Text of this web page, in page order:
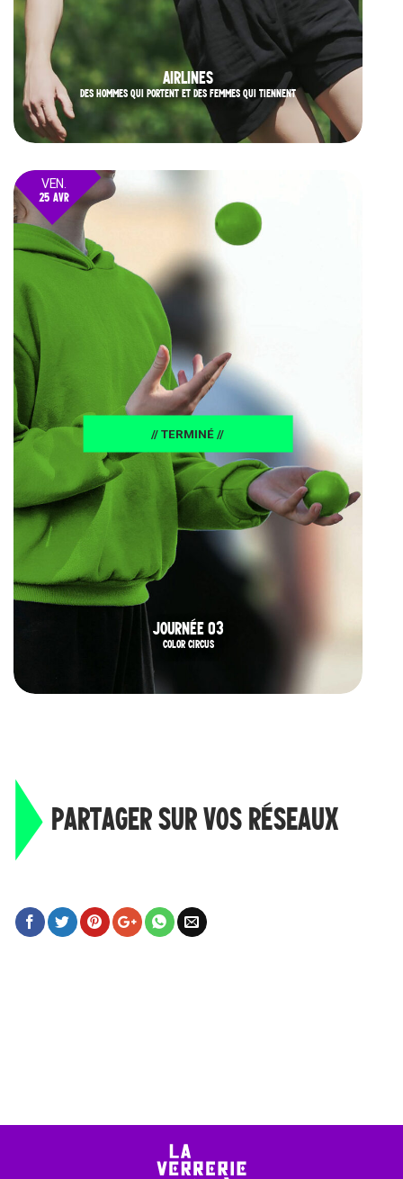
AIRLINES
DES HOMMES QUI PORTENT ET DES FEMMES QUI TIENNENT
VEN.
25 AVR
25
// TERMINÉ //
JOURNÉE 03
COLOR CIRCUS
PARTAGER SUR VOS RÉSEAUX